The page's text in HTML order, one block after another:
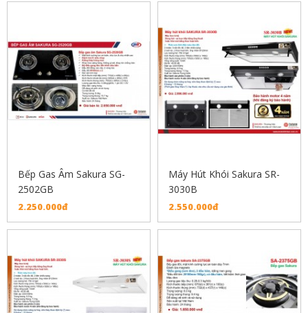
Bếp Gas Âm Sakura SG-
2502GB
2.250.000đ
Máy Hút Khói Sakura SR-
3030B
2.550.000đ